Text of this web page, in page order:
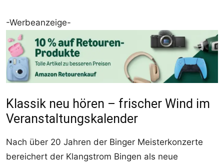
-Werbeanzeige-
Klassik neu hören – frischer Wind im
Veranstaltungskalender
Nach über 20 Jahren der Binger Meisterkonzerte
bereichert der Klangstrom Bingen als neue